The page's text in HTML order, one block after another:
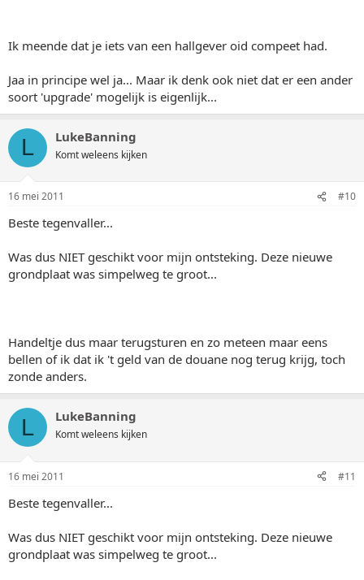
Ik meende dat je iets van een hallgever oid compeet had.
Jaa in principe wel ja... Maar ik denk ook niet dat er een ander
soort 'upgrade' mogelijk is eigenlijk...
L LukeBanning
Komt weleens kijken
16 mei 2011 #10
Beste tegenvaller...
Was dus NIET geschikt voor mijn ontsteking. Deze nieuwe
grondplaat was simpelweg te groot...
Handeltje dus maar terugsturen en zo meteen maar eens
bellen of ik dat ik 't geld van de douane nog terug krijg, toch
zonde anders.
L LukeBanning
Komt weleens kijken
16 mei 2011 #11
Beste tegenvaller...
Was dus NIET geschikt voor mijn ontsteking. Deze nieuwe
grondplaat was simpelweg te groot...